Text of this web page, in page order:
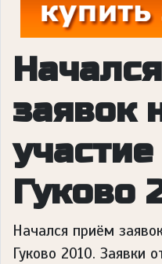
заявок
Гуково
Начался приём
Гуково 2010. Заявки